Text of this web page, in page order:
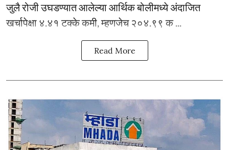
जुलै रोजी उघडण्यात आलेल्या आर्थिक बोलीमध्ये अंदाजित
खर्चापेक्षा ४.४१ टक्के कमी, म्हणजेच २०४.९९ क ...
Read More